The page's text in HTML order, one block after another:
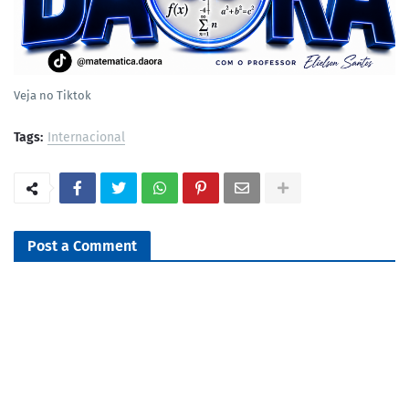
Veja no Tiktok
Tags: Internacional
Post a Comment